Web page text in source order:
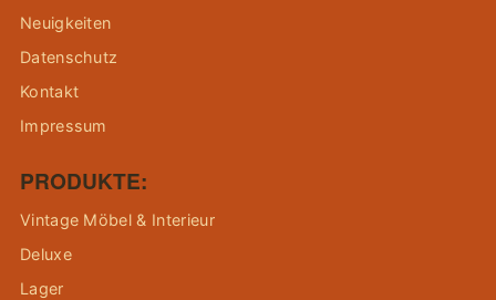
Neuigkeiten
Datenschutz
Kontakt
Impressum
PRODUKTE:
Vintage Möbel & Interieur
Deluxe
Lager